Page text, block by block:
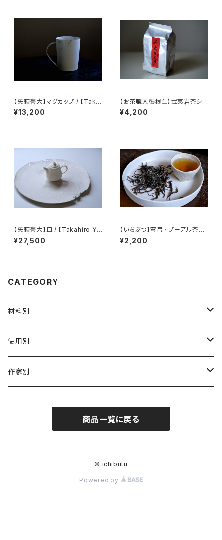
【矢萩誉大】マグカップ / 【Taka
hiro Yahagi】Mug
¥13,200
【お茶職人張根生】武夷岩茶シリ
¥4,200
【矢萩誉大】皿 / 【Takahiro Ya
hagi】plate
¥27,500
【いちぶつ】弯弓 · プーアル茶
（生茶） 【 ichibutu 】 Pu-erh T
ea
¥2,200
CATEGORY
材料別
陶磁器
ガラス
使用別
茶壺 急须 土瓶
作家別
商品一覧に戻る
© ichibutu
Powered by